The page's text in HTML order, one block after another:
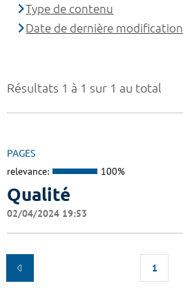
Résultats 1 à 1 sur 1 au total
PAGES
relevance: 100%
Qualité
02/04/2024 19:53
1
Type de contenu
Date de dernière modification